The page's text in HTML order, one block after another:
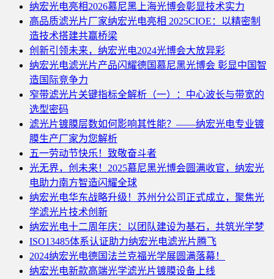
纳宏光电亮相2026慕尼黑上海光博会彰显技术实力
高品质滤光片厂家纳宏光电亮相 2025CIOE：以精密制
造技术搭建共赢桥梁
创新引领未来，纳宏光电2024光博会大放异彩
纳宏光电滤光片产品闪耀德国慕尼黑光博会 彰显中国智
造国际竞争力
窄带滤光片关键指标全解析（一）：中心波长与带宽的
选型密码
滤光片镀膜层数如何影响其性能？——纳宏光电专业镀
膜生产厂家为您解析
五一劳动节快乐！致敬奋斗者
光无界，创未来！2025慕尼黑光博会圆满收官，纳宏光
电助力南方智造闪耀全球
纳宏光电华东战略升级！苏州分公司正式成立，聚焦光
学滤光片技术创新
纳宏光电十二周年庆：以团队建设为基石，共筑光学梦
ISO13485体系认证助力纳宏光电滤光片腾飞
2024纳宏光电德国法兰克福光学展圆满落幕！
纳宏光电新款高端光学滤光片镀膜设备上线